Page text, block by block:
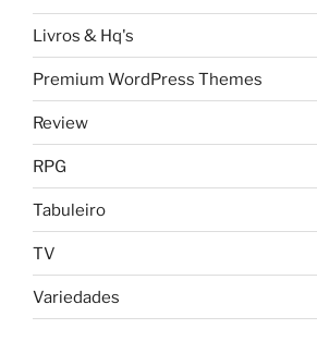
Livros & Hq's
Premium WordPress Themes
Review
RPG
Tabuleiro
TV
Variedades